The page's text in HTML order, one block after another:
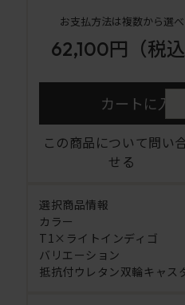
お支払方法は複数から選
62,100円 （税込
カートに入れ
この商品について問い
せる
選択商品情報
カラー
T1×ライトインディゴ
バリエーション
抵抗付ウレタン双輪キャス